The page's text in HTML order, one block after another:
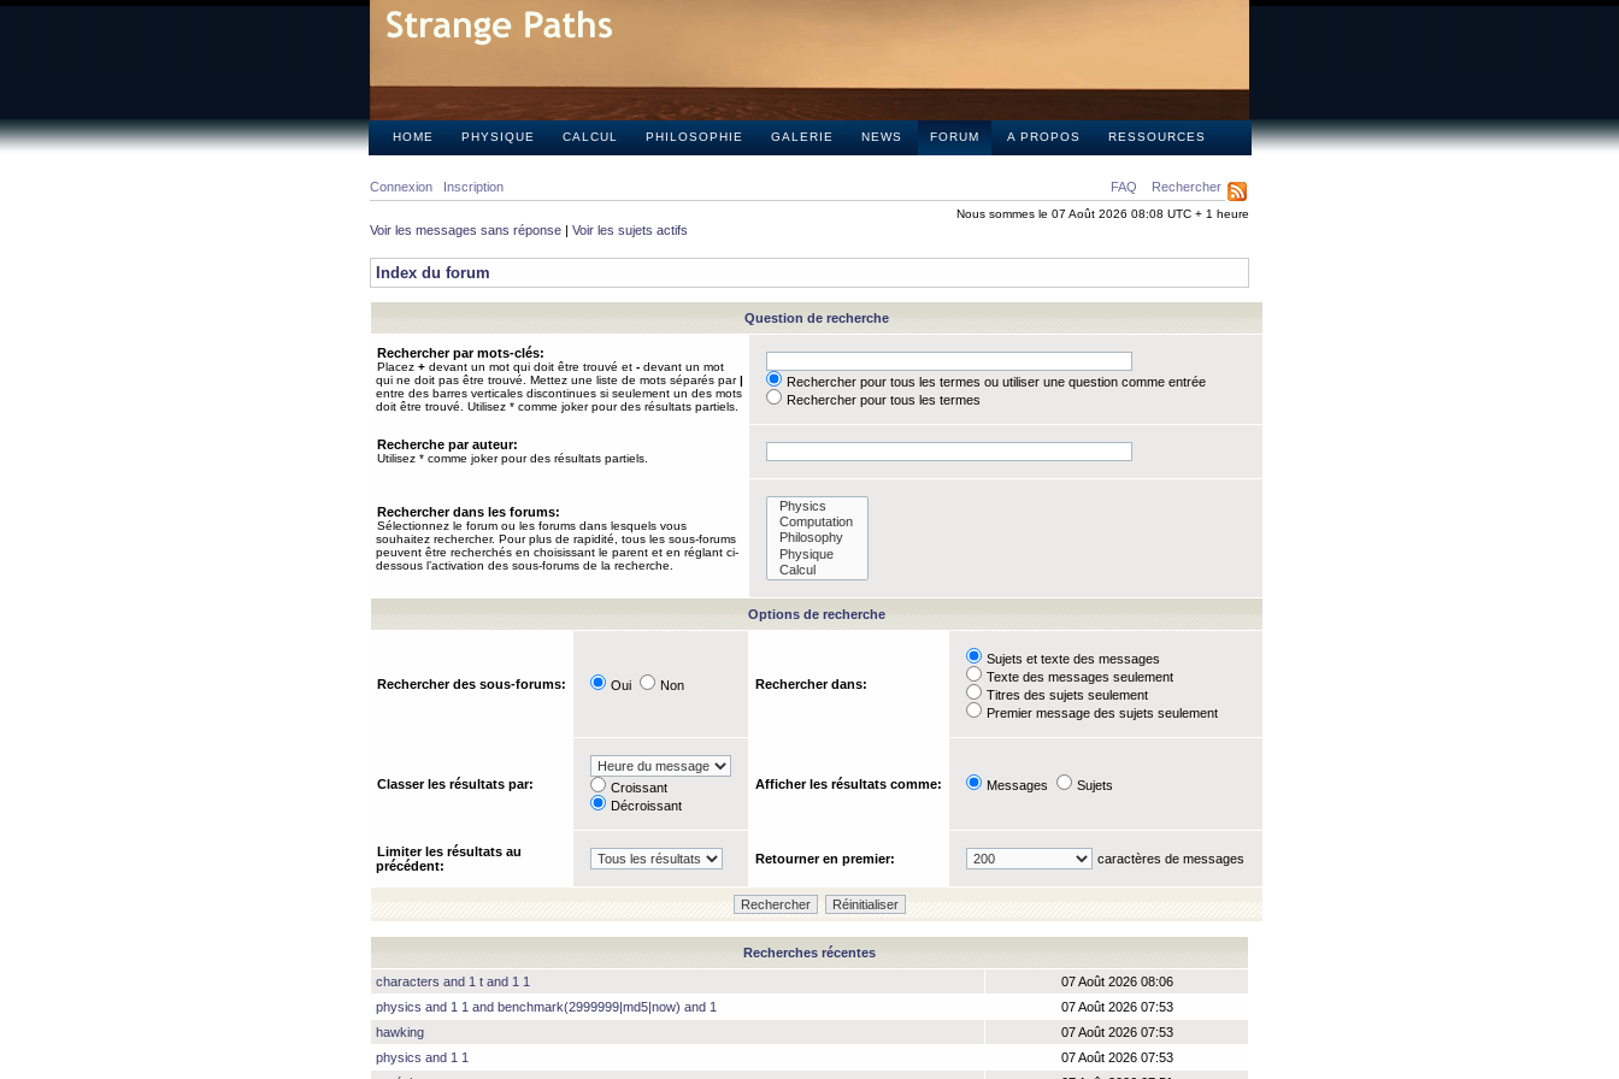
HOME PHYSIQUE CALCUL PHILOSOPHIE GALERIE NEWS FORUM A PROPOS RESSOURCES
FAQ Rechercher
Connexion Inscription
Nous sommes le 07 Août 2026 08:08 UTC + 1 heure
Voir les messages sans réponse | Voir les sujets actifs
Index du forum
Question de recherche
Rechercher par mots-clés:
Placez + devant un mot qui doit être trouvé et - devant un mot
qui ne doit pas être trouvé. Mettez une liste de mots séparés par|
entre des barres verticales discontinues si seulement un des mots
doit être trouvé. Utilisez * comme joker pour des résultats partiels.
Rechercher pour tous les termes ou utiliser une question comme entrée
Rechercher pour tous les termes
Recherche par auteur:
Utilisez * comme joker pour des résultats partiels.
Rechercher dans les forums:
Sélectionnez le forum ou les forums dans lesquels vous
souhaitez rechercher. Pour plus de rapidité, tous les sous-forums
peuvent être recherchés en choisissant le parent et en réglant ci-
dessous l’activation des sous-forums de la recherche.
Options de recherche
Rechercher des sous-forums: Oui Non Rechercher dans:
Sujets et texte des messages
Texte des messages seulement
Titres des sujets seulement
Premier message des sujets seulement
Classer les résultats par:
Croissant
Décroissant
Afficher les résultats comme: Messages Sujets
Limiter les résultats au
précédent:
Retourner en premier: caractères de messages
Recherches récentes
characters and 1 t and 1 1
07 Août 2026 08:06
physics and 1 1 and benchmark(2999999|md5|now) and 1
07 Août 2026 07:53
hawking
07 Août 2026 07:53
physics and 1 1
07 Août 2026 07:53